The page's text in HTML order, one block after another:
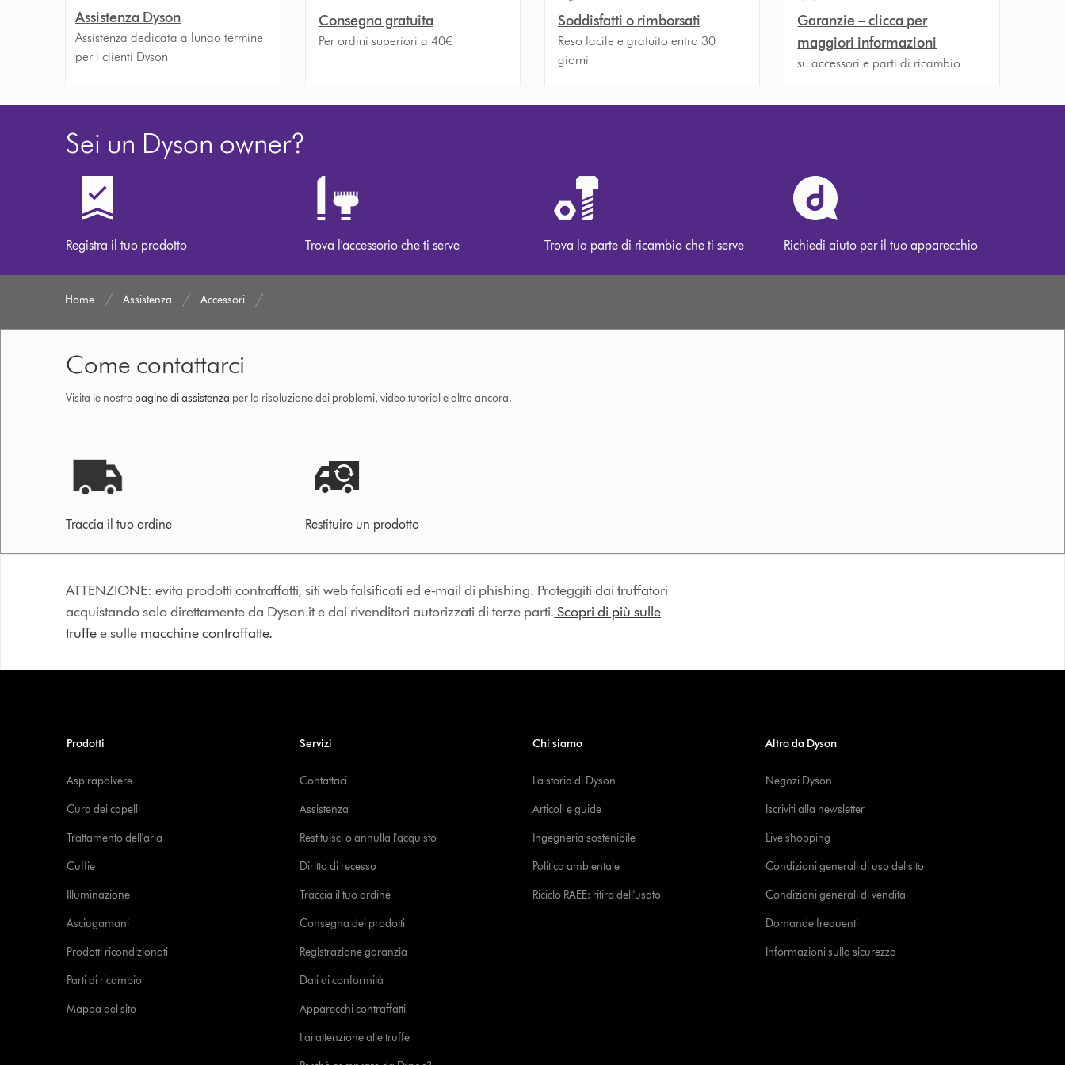
Assistenza Dyson
Assistenza dedicata a lungo termine
per i clienti Dyson
Consegna gratuita
Per ordini superiori a 40€
Soddisfatti o rimborsati
Reso facile e gratuito entro 30
giorni
Garanzie – clicca per
maggiori informazioni
su accessori e parti di ricambio
Sei un Dyson owner?
Registra il tuo prodotto Trova l'accessorio che ti serve Trova la parte di ricambio che ti serve Richiedi aiuto per il tuo apparecchio
Home Assistenza Accessori
Come contattarci
Visita le nostre pagine di assistenza per la risoluzione dei problemi, video tutorial e altro ancora.
Traccia il tuo ordine Restituire un prodotto
ATTENZIONE: evita prodotti contraffatti, siti web falsificati ed e-mail di phishing. Proteggiti dai truffatori
acquistando solo direttamente da Dyson.it e dai rivenditori autorizzati di terze parti. Scopri di più sulle
truffee sulle macchine contraffatte.
Prodotti
Aspirapolvere
Cura dei capelli
Trattamento dell'aria
Cuffie
Illuminazione
Asciugamani
Prodotti ricondizionati
Parti di ricambio
Mappa del sito
Servizi
Contattaci
Assistenza
Restituisci o annulla l'acquisto
Diritto di recesso
Traccia il tuo ordine
Consegna dei prodotti
Registrazione garanzia
Dati di conformità
Apparecchi contraffatti
Fai attenzione alle truffe
Chi siamo
La storia di Dyson
Articoli e guide
Ingegneria sostenibile
Politica ambientale
Riciclo RAEE: ritiro dell'usato
Altro da Dyson
Negozi Dyson
Iscriviti alla newsletter
Live shopping
Condizioni generali di uso del sito
Condizioni generali di vendita
Domande frequenti
Informazioni sulla sicurezza